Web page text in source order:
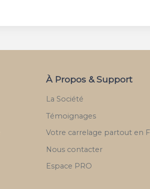
À Propos & Support
La Société
Témoignages
Votre carrelage partout en
Nous contacter
Espace PRO